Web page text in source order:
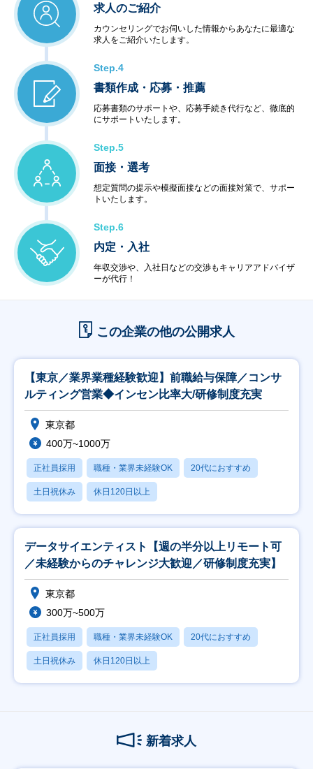
求人のご紹介
カウンセリングでお伺いした情報からあなたに最適な
求人をご紹介いたします。
Step.4
書類作成・応募・推薦
応募書類のサポートや、応募手続き代行など、徹底的
にサポートいたします。
Step.5
面接・選考
想定質問の提示や模擬面接などの面接対策で、サポー
トいたします。
Step.6
内定・入社
年収交渉や、入社日などの交渉もキャリアアドバイザ
ーが代行！
この企業の他の公開求人
【東京／業界業種経験歓迎】前職給与保障／コンサ
ルティング営業◆インセン比率大/研修制度充実
東京都
400万~1000万
正社員採用 職種・業界未経験OK 20代におすすめ
土日祝休み 休日120日以上
データサイエンティスト【週の半分以上リモート可
／未経験からのチャレンジ大歓迎／研修制度充実】
東京都
300万~500万
正社員採用 職種・業界未経験OK 20代におすすめ
土日祝休み 休日120日以上
新着求人